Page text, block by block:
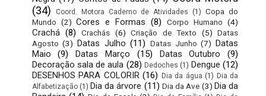
(34)
Coord. Motora Caderno de Atividades (1) Copa do
Mundo (2) Cores e Formas (8) Corpo Humano (4)
Crachá (8) Crachás (6) Criação de Texto (5) Datas
Agosto (3) Datas Julho (11) Datas Junho (7) Datas
Maio
(9) Datas Março (15) Datas Outubro
(9)
Decoração sala de aula (28) Dedoches (1) Dengue (12)
DESENHOS PARA COLORIR (16) Dia da água (1) Dia da
Alfabetização (1) Dia da árvore (11) Dia da Ave (3) Dia da